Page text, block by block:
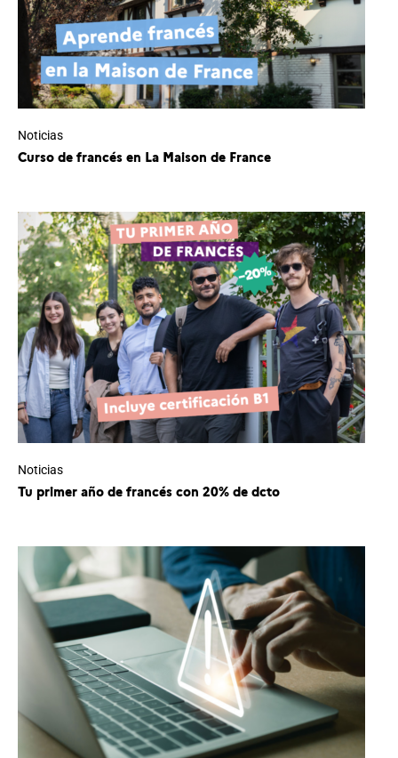
Noticias
Curso de francés en La Maison de France
Noticias
Tu primer año de francés con 20% de dcto